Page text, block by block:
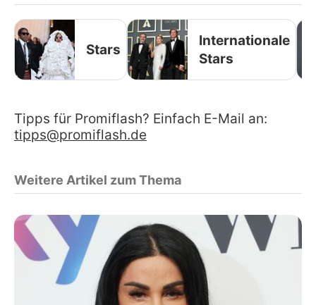
Stars
Internationale
Stars
Tipps für Promiflash? Einfach E-Mail an:
tipps@promiflash.de
Weitere Artikel zum Thema